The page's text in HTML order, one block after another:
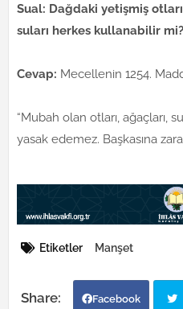
Sual: Dağdaki yetişmiş
suları herkes kullanabilir mi?
Cevap: Mecellenin 1254.
“Mubah olan otları, ağaçları,
yasak edemez. Başkasına
Etiketler Manşet
Facebook